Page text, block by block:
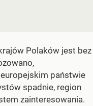
Polaków jest bez
państwie
spadnie, region
zainteresowania.